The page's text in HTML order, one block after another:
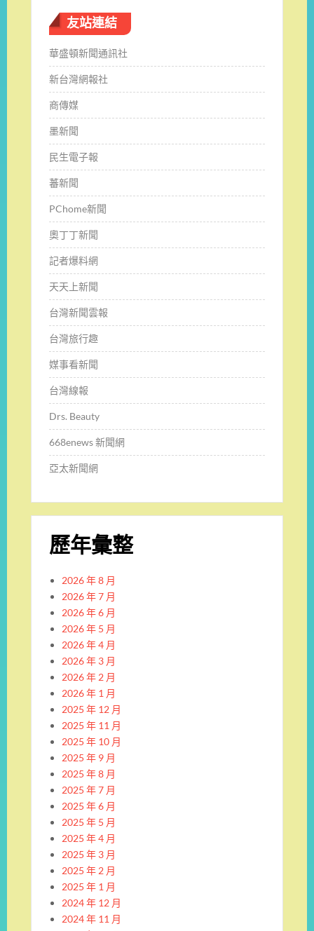
友站連結
華盛頓新聞通訊社
新台灣網報社
商傳媒
墨新聞
民生電子報
蕃新聞
PChome新聞
奧丁丁新聞
記者爆料網
天天上新聞
台灣新聞雲報
台灣旅行趣
媒事看新聞
台灣線報
Drs. Beauty
668enews 新聞網
亞太新聞網
歷年彙整
2026 年 8 月
2026 年 7 月
2026 年 6 月
2026 年 5 月
2026 年 4 月
2026 年 3 月
2026 年 2 月
2026 年 1 月
2025 年 12 月
2025 年 11 月
2025 年 10 月
2025 年 9 月
2025 年 8 月
2025 年 7 月
2025 年 6 月
2025 年 5 月
2025 年 4 月
2025 年 3 月
2025 年 2 月
2025 年 1 月
2024 年 12 月
2024 年 11 月